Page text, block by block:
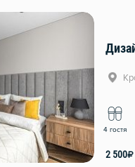
4 гостя
2 500₽